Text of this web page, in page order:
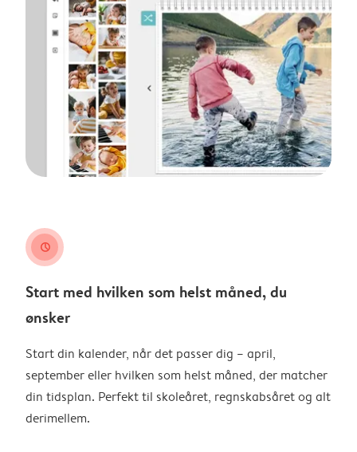
clock
Start med hvilken som helst måned, du
ønsker
Start din kalender, når det passer dig – april,
september eller hvilken som helst måned, der matcher
din tidsplan. Perfekt til skoleåret, regnskabsåret og alt
derimellem.